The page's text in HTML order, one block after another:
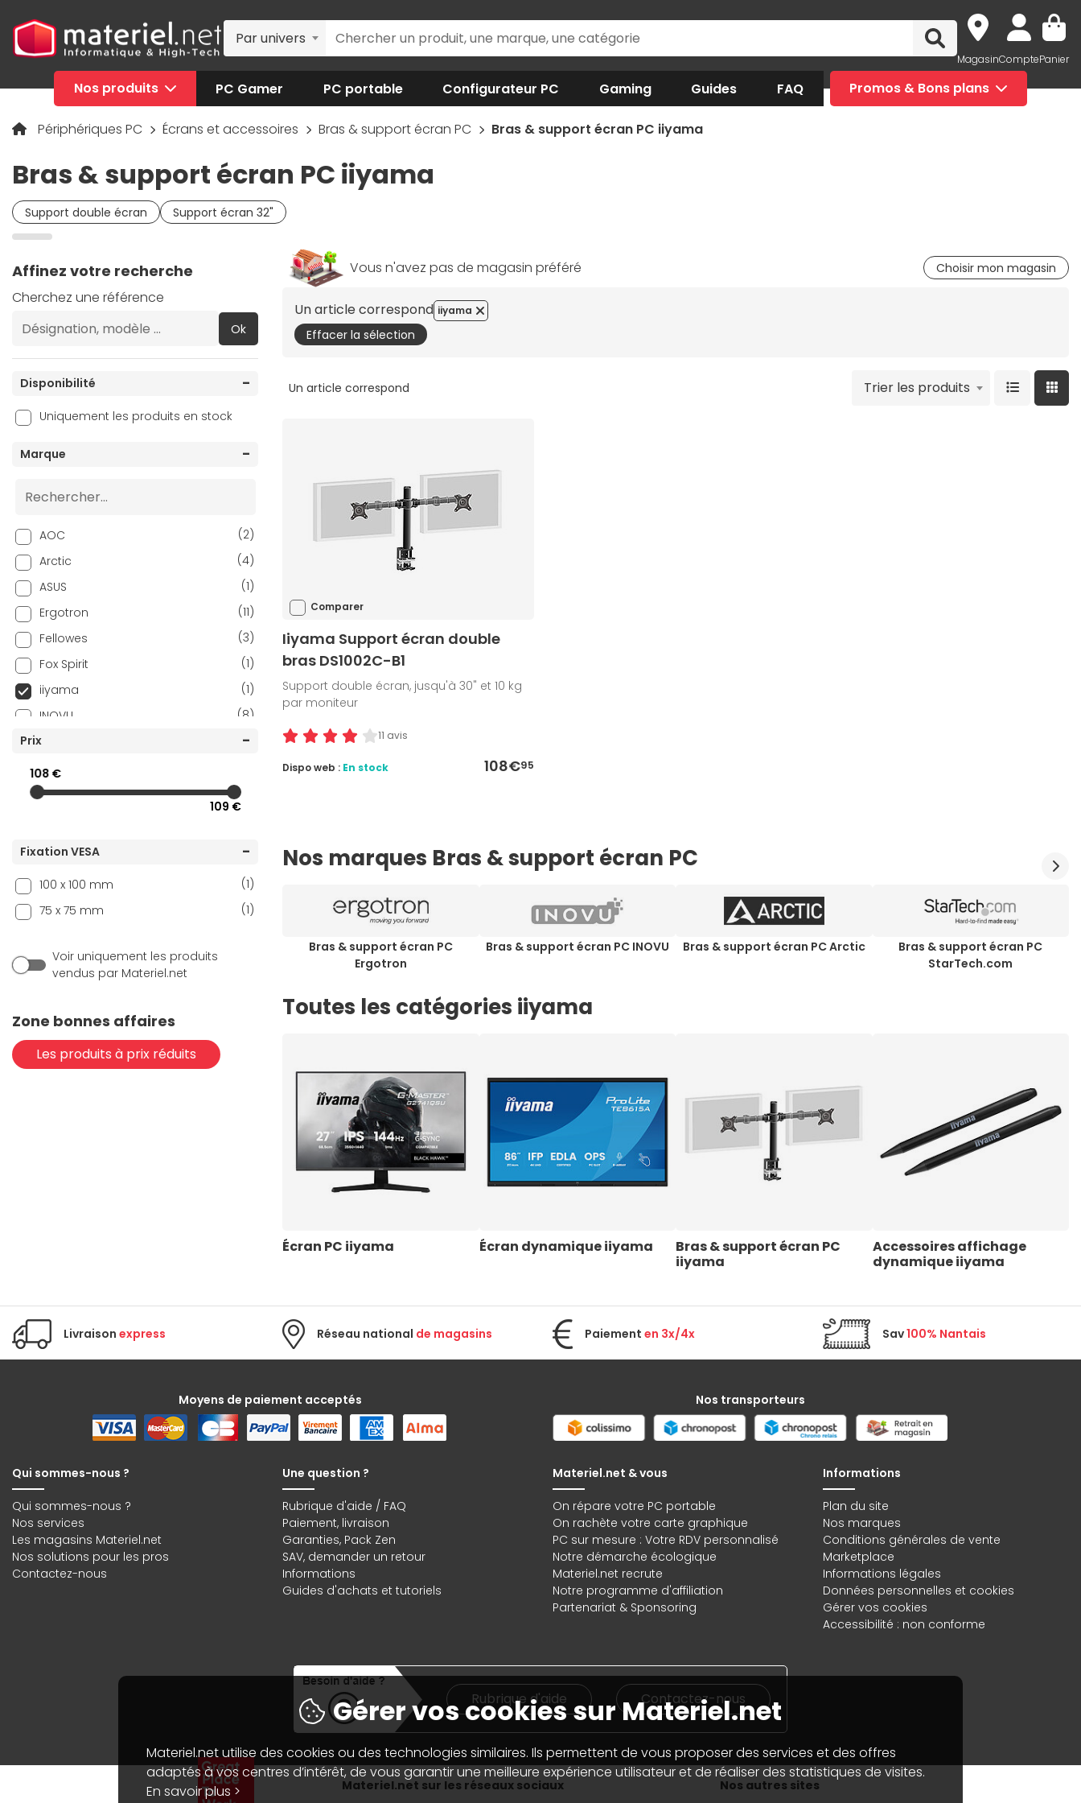
Par univers
MagasinComptePanier
Nos produits PC Gamer PC portable Configurateur PC Gaming Guides FAQ Promos & Bons plans
Périphériques PC Écrans et accessoires Bras & support écran PC Bras & support écran PC iiyama
Bras & support écran PC iiyama
Support double écran Support écran 32"
Affinez votre recherche
Cherchez une référence
Ok
Disponibilité
Uniquement les produits en stock
Marque
AOC
(2)
Arctic
(4)
ASUS
(1)
Ergotron
(11)
Fellowes
(3)
Fox Spirit
(1)
iiyama
(1)
INOVU
(8)
OPLITE
(2)
REKT
StarTech.com
(4)
Prix
108 €
109 €
Fixation VESA
100 x 100 mm
(1)
75 x 75 mm
(1)
Voir uniquement les produits
vendus par Materiel.net
Zone bonnes affaires
Les produits à prix réduits
Vous n'avez pas de magasin préféré Choisir mon magasin
Un article correspond
Effacer la sélection
iiyama
Un article correspond Trier les produits
Comparer
Iiyama Support écran double
bras DS1002C-B1
Support double écran, jusqu'à 30" et 10 kg
par moniteur
11 avis
108€95
Dispo web : En stock
Nos marques Bras & support écran PC
Bras & support écran PC
Ergotron
Bras & support écran PC INOVU Bras & support écran PC Arctic
Bras & support écran PC
StarTech.com
Toutes les catégories iiyama
Écran PC iiyama Écran dynamique iiyama
Bras & support écran PC
iiyama
Accessoires affichage
dynamique iiyama
Livraison express Réseau national de magasins Paiement en 3x/4x Sav100% Nantais
Moyens de paiement acceptés Nos transporteurs
Qui sommes-nous ?
Qui sommes-nous ?
Nos services
Les magasins Materiel.net
Nos solutions pour les pros
Contactez-nous
Une question ?
Rubrique d'aide / FAQ
Paiement, livraison
Garanties, Pack Zen
SAV, demander un retour
Informations
Guides d'achats et tutoriels
Materiel.net & vous
On répare votre PC portable
On rachète votre carte graphique
PC sur mesure : Votre RDV personnalisé
Notre démarche écologique
Materiel.net recrute
Notre programme d'affiliation
Partenariat & Sponsoring
Informations
Plan du site
Nos marques
Conditions générales de vente
Marketplace
Informations légales
Données personnelles et cookies
Gérer vos cookies
Accessibilité : non conforme
Rubrique d'aide Contactez-nous
Materiel.net sur les réseaux sociaux Nos autres sites
Gérer vos cookies sur Materiel.net
Materiel.net utilise des cookies ou des technologies similaires. Ils permettent de vous proposer des services et des offres
adaptés à vos centres d’intérêt, de vous garantir une meilleure expérience utilisateur et de réaliser des statistiques de visites.
En savoir plus >